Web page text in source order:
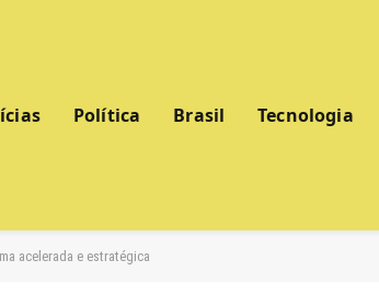
Política Brasil Tecnologia
acelerada e estratégica